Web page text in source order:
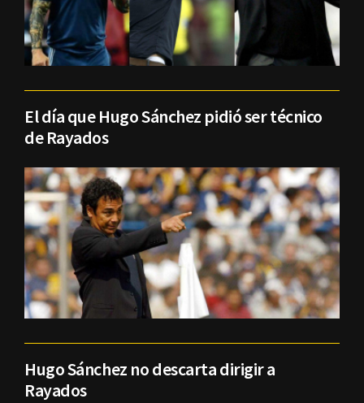
El día que Hugo Sánchez pidió ser técnico
de Rayados
Hugo Sánchez no descarta dirigir a
Rayados